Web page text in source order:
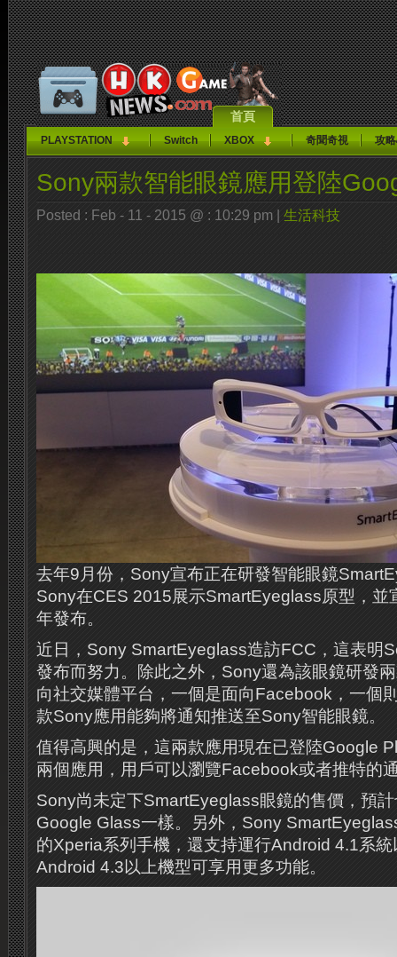
首頁
PLAYSTATION Switch XBOX 奇聞奇視 攻
Sony兩款智能眼鏡應用登陸
Posted : Feb - 11 - 2015 @ : 10:29 pm | 生活科技
去年9月份，Sony宣布正在研發智能眼鏡
Sony在CES 2015展示SmartEyeglass原型，並
年發布。
近日，Sony SmartEyeglass造訪FCC，這表明
發布而努力。除此之外，Sony還為該眼鏡研發
向社交媒體平台，一個是面向Facebook，一個
款Sony應用能夠將通知推送至Sony智能眼鏡。
值得高興的是，這兩款應用現在已登陸Google
兩個應用，用戶可以瀏覽Facebook或者推特的
Sony尚未定下SmartEyeglass眼鏡的售價，預
Google Glass一樣。另外，Sony
的Xperia系列手機，還支持運行Android 4.1系
Android 4.3以上機型可享用更多功能。